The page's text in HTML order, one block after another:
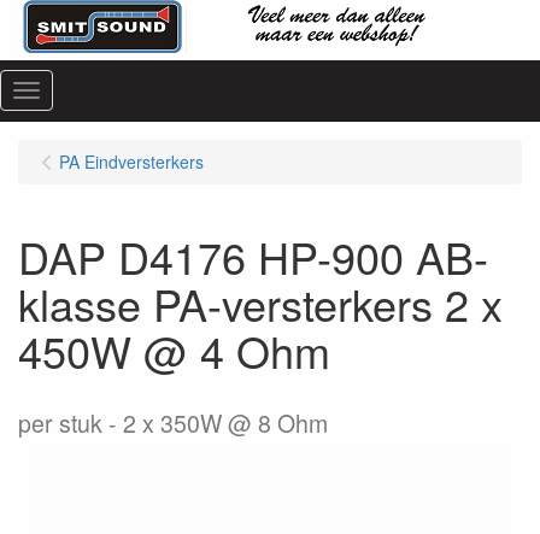
Menu
PA Eindversterkers
DAP D4176 HP-900 AB-
klasse PA-versterkers 2 x
450W @ 4 Ohm
per stuk 2 x 350W @ 8 Ohm